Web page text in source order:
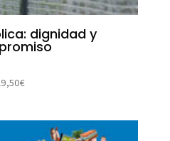
dignidad y
€